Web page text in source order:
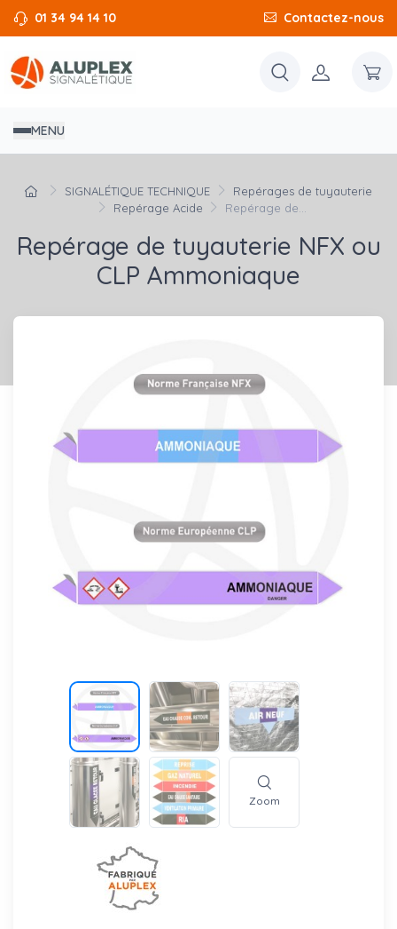
01 34 94 14 10 Contactez-nous
MENU
SIGNALÉTIQUE TECHNIQUE
Repérages de tuyauterie
Repérage Acide
Repérage de...
Repérage de tuyauterie NFX ou
CLP Ammoniaque
Zoom